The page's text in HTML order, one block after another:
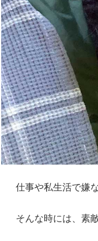
仕事や私生活で嫌
そんな時には、素